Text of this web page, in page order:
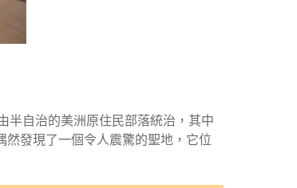
半自治的美洲原住民部落統治，其中
發現了一個令人震驚的聖地，它位